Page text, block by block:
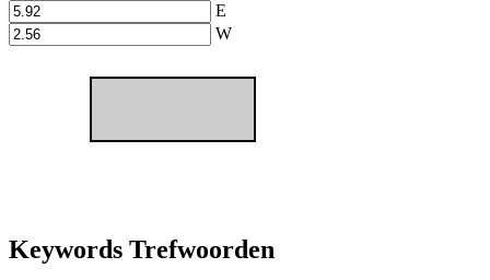
E
W
Keywords Trefwoorden